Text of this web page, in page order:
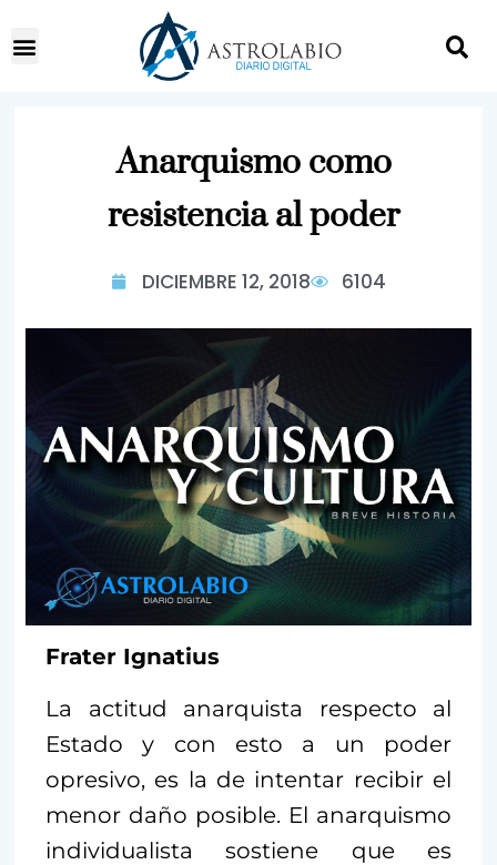
Anarquismo como
resistencia al poder
DICIEMBRE 12, 2018 6104
Frater Ignatius
La actitud anarquista respecto al
Estado y con esto a un poder
opresivo, es la de intentar recibir el
menor daño posible. El anarquismo
individualista sostiene que es